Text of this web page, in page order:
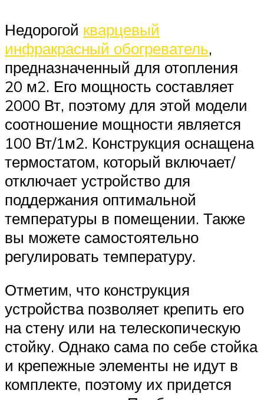
Недорогой кварцевый
инфракрасный обогреватель,
предназначенный для отопления
20 м2. Его мощность составляет
2000 Вт, поэтому для этой модели
соотношение мощности является
100 Вт/1м2. Конструкция оснащена
термостатом, который включает/
отключает устройство для
поддержания оптимальной
температуры в помещении. Также
вы можете самостоятельно
регулировать температуру.
Отметим, что конструкция
устройства позволяет крепить его
на стену или на телескопическую
стойку. Однако сама по себе стойка
и крепежные элементы не идут в
комплекте, поэтому их придется